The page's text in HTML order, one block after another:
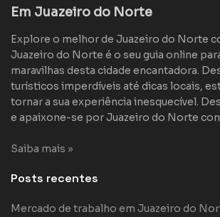
Em Juazeiro do Norte
Explore o melhor de Juazeiro do Norte
Juazeiro do Norte é o seu guia online
maravilhas desta cidade encantadora.
turísticos imperdíveis até dicas locais,
tornar a sua experiência inesquecível.
e apaixone-se por Juazeiro do Norte
Saiba mais »
Posts recentes
Mercado de trabalho em Juazeiro do